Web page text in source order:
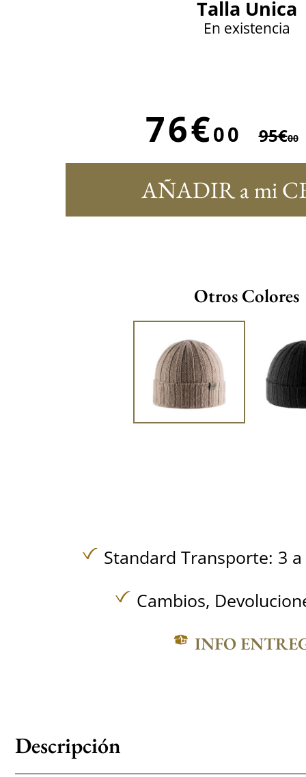
Talla Unica
En existencia
76€00 95€00
AÑADIR a mi
Otros Colores
Standard Transporte: 3
Cambios,
INFO
Descripción